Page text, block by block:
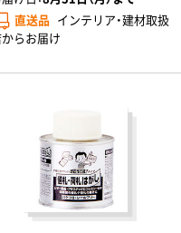
直送品 インテリア・建材取扱
らお届け